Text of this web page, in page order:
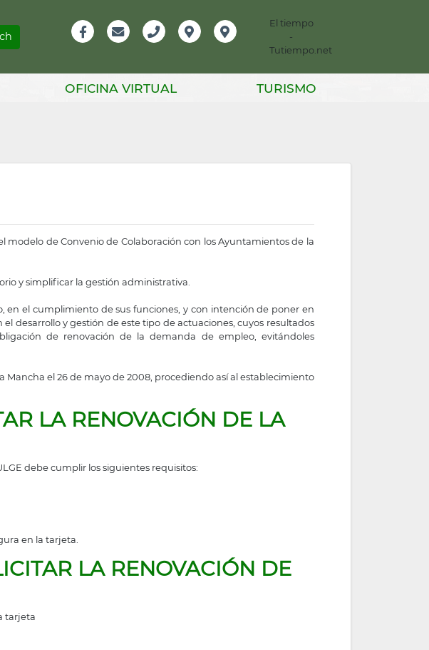
Información
El tiempo
-
Tutiempo.net
OFICINA VIRTUAL TURISMO
modelo de Convenio de Colaboración con los Ayuntamientos de la
y simplificar la gestión administrativa.
en el cumplimiento de sus funciones, y con intención de poner en
desarrollo y gestión de este tipo de actuaciones, cuyos resultados
de renovación de la demanda de empleo, evitándoles
Mancha el 26 de mayo de 2008, procediendo así al establecimiento
LA RENOVACIÓN DE LA
debe cumplir los siguientes requisitos:
en la tarjeta.
LA RENOVACIÓN DE
tarjeta